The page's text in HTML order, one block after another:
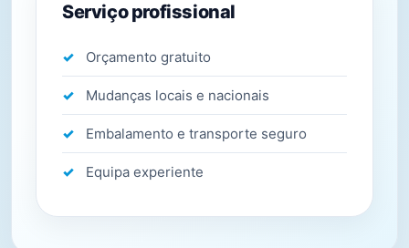
Serviço profissional
Orçamento gratuito
Mudanças locais e nacionais
Embalamento e transporte seguro
Equipa experiente